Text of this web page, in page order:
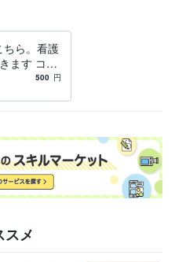
ちら。看護
ます コラ
モヤモヤ、
500 円
スメ